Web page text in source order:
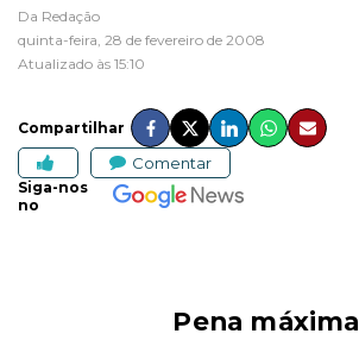
Da Redação
quinta-feira, 28 de fevereiro de 2008
Atualizado às 15:10
Compartilhar
Comentar
Siga-nos
no
Pena máxima